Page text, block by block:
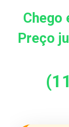
Chego
Preço